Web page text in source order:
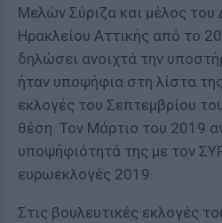
Μελών Σύριζα και μέλος του
Ηρακλείου Αττικής από το
δηλώσει ανοιχτά την
ήταν υποψήφια στη λίστα
εκλογές του Σεπτεμβρίου
θέση. Τον Μάρτιο του 2019
υποψήφιότητά της με τον
ευρωεκλογές 2019.
Στις βουλευτικές εκλογές